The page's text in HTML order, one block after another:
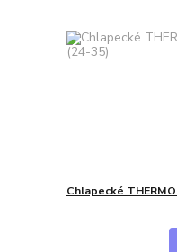
Chlapecké